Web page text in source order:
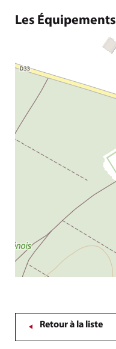
Les Équipements
Retour à la liste